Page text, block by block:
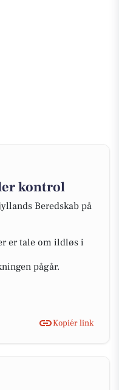
kontrol
Beredskab på
er tale om ildløs i
pågår.
Kopiér link